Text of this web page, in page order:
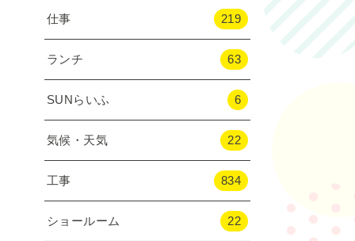
仕事 219
ランチ 63
SUNらいふ 6
気候・天気 22
工事 834
ショールーム 22